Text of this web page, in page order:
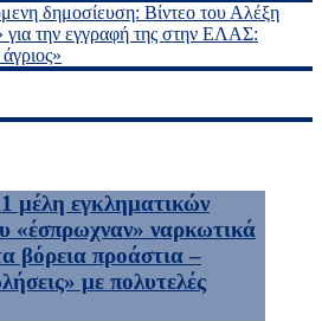
δημοσίευση: Βίντεο του Αλέξη
την εγγραφή της στην ΕΛΑΣ:
μέλη εγκληματικών
«έσπρωχναν» ναρκωτικά
βόρεια προάστια –
με πολυτελές